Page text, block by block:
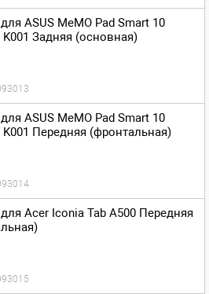
ASUS MeMO Pad Smart 10
K001 Задняя (основная)
ASUS MeMO Pad Smart 10
K001 Передняя (фронтальная)
Acer Iconia Tab A500 Передняя